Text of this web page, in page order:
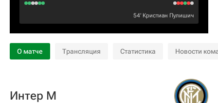
54‎’‎ Кристиан Пулишич
О матче Трансляция Статистика Новости
Интер М